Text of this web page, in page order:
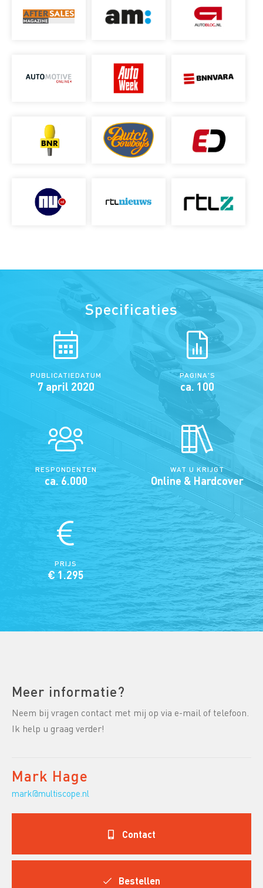
Specificaties
PUBLICATIEDATUM
7 april 2020
PAGINA'S
ca. 100
RESPONDENTEN
ca. 6.000
WAT U KRIJGT
Online & Hardcover
PRIJS
€ 1.295
Meer informatie?
Neem bij vragen contact met mij op via e-mail of telefoon.
Ik help u graag verder!
Mark Hage
mark@multiscope.nl
Contact
Bestellen